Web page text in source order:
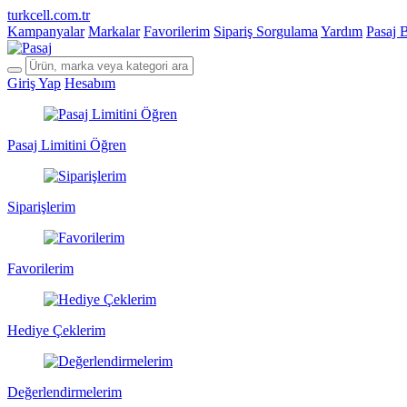
turkcell.com.tr
Kampanyalar Markalar Favorilerim Sipariş Sorgulama Yardım Pasaj
Giriş Yap Hesabım
Pasaj Limitini Öğren
Siparişlerim
Favorilerim
Hediye Çeklerim
Değerlendirmelerim